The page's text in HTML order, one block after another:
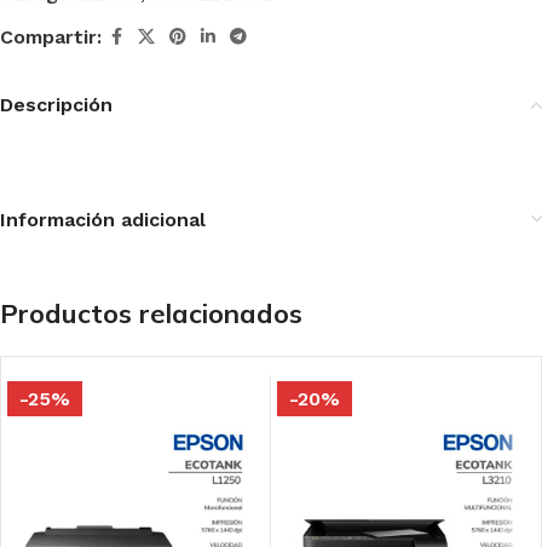
Compartir:
Descripción
Información adicional
Productos relacionados
-25% -20%